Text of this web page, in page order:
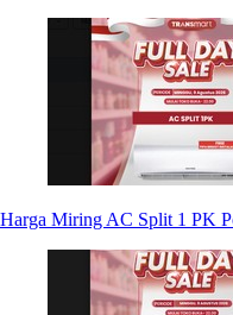
Harga Miring AC Split 1 PK